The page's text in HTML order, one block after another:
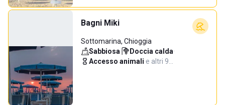
Bagni Miki
Sottomarina, Chioggia
Sabbiosa· Doccia calda·
Accesso animali·e altri 9…